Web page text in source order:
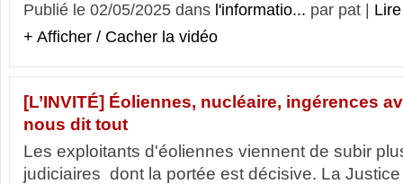
Publié le 02/05/2025 dans l'informatio... par pat |
+ Afficher / Cacher la vidéo
[L’INVITÉ] Éoliennes, nucléaire, ingérences
nous dit tout
Les exploitants d'éoliennes viennent de subir
judiciaires dont la portée est décisive. La